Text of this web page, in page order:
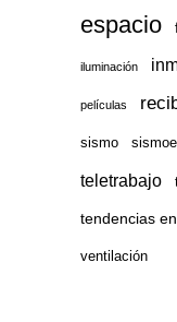
espacio
iluminación
películas
sismo
teletrabajo
tendencias
ventilación